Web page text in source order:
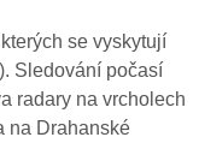
se vyskytují
Sledování počasí
radary na vrcholech
na Drahanské